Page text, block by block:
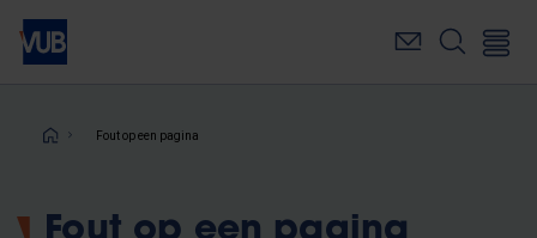
Overslaan
naar
inhoudKruimelpad
Fout op een pagina